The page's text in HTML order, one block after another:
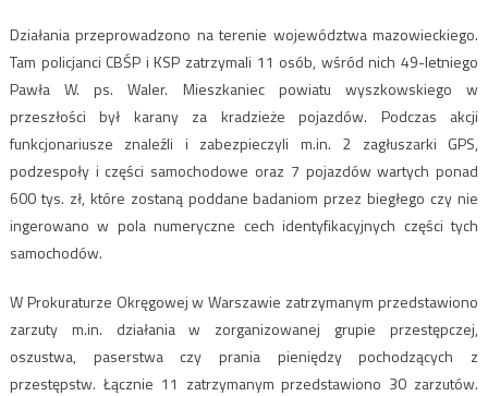
Działania przeprowadzono na terenie województwa mazowieckiego.
Tam policjanci CBŚP i KSP zatrzymali 11 osób, wśród nich 49-letniego
Pawła W. ps. Waler. Mieszkaniec powiatu wyszkowskiego w
przeszłości był karany za kradzieże pojazdów. Podczas akcji
funkcjonariusze znaleźli i zabezpieczyli m.in. 2 zagłuszarki GPS,
podzespoły i części samochodowe oraz 7 pojazdów wartych ponad
600 tys. zł, które zostaną poddane badaniom przez biegłego czy nie
ingerowano w pola numeryczne cech identyfikacyjnych części tych
samochodów.
W Prokuraturze Okręgowej w Warszawie zatrzymanym przedstawiono
zarzuty m.in. działania w zorganizowanej grupie przestępczej,
oszustwa, paserstwa czy prania pieniędzy pochodzących z
przestępstw. Łącznie 11 zatrzymanym przedstawiono 30 zarzutów.